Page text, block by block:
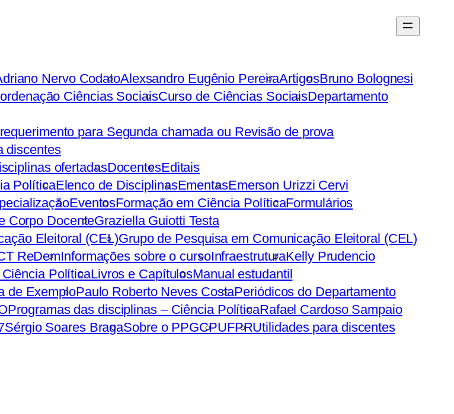
Nervo CodatoAlexsandro Eugênio PereiraArtigosBruno Bolognesi
Ciências SociaisCurso de Ciências SociaisDepartamento
para Segunda chamada ou Revisão de prova
discentes
ofertadasDocentesEditais
PolíticaElenco de DisciplinasEmentasEmerson Urizzi Cervi
EventosFormação em Ciência PolíticaFormulários
Corpo DocenteGraziella Guiotti Testa
Eleitoral (CEL)Grupo de Pesquisa em Comunicação Eleitoral (CEL)
ReDemInformações sobre o cursoInfraestruturaKelly Prudencio
PolíticaLivros e CapítulosManual estudantil
de ExemploPaulo Roberto Neves CostaPeriódicos do Departamento
Programas das disciplinas – Ciência PolíticaRafael Cardoso Sampaio
Sérgio Soares BragaSobre o PPGCPUFPRUtilidades para discentes